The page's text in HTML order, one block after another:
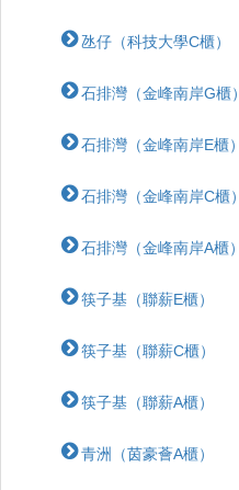
氹仔（科技大學C櫃）
石排灣（金峰南岸G櫃）
石排灣（金峰南岸E櫃）
石排灣（金峰南岸C櫃）
石排灣（金峰南岸A櫃）
筷子基（聯薪E櫃）
筷子基（聯薪C櫃）
筷子基（聯薪A櫃）
青洲（茵豪薈A櫃）